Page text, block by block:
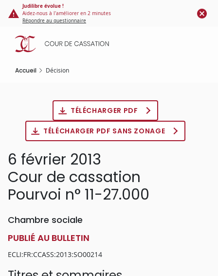
Panneau de gestion des cookies
contenu
principal
Judilibre évolue !
Aidez-nous à l'améliorer en 2 minutes
Répondre au questionnaire
Accueil Décision
TÉLÉCHARGER PDF
TÉLÉCHARGER PDF SANS ZONAGE
6 février 2013
Cour de cassation
Pourvoi n° 11-27.000
Chambre sociale
PUBLIÉ AU BULLETIN
ECLI:FR:CCASS:2013:SO00214